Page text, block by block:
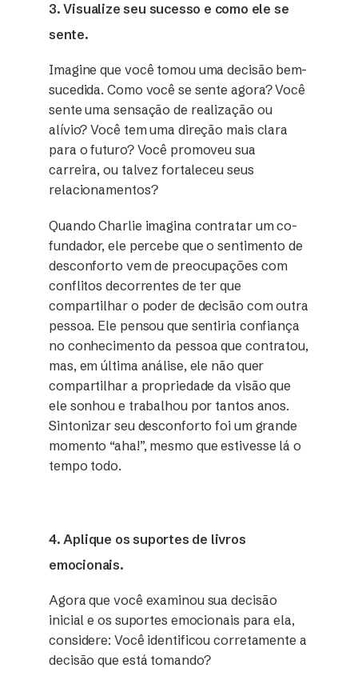
3. Visualize seu sucesso e como ele se
sente.
Imagine que você tomou uma decisão bem-
sucedida. Como você se sente agora? Você
sente uma sensação de realização ou
alívio? Você tem uma direção mais clara
para o futuro? Você promoveu sua
carreira, ou talvez fortaleceu seus
relacionamentos?
Quando Charlie imagina contratar um co-
fundador, ele percebe que o sentimento de
desconforto vem de preocupações com
conflitos decorrentes de ter que
compartilhar o poder de decisão com outra
pessoa. Ele pensou que sentiria confiança
no conhecimento da pessoa que contratou,
mas, em última análise, ele não quer
compartilhar a propriedade da visão que
ele sonhou e trabalhou por tantos anos.
Sintonizar seu desconforto foi um grande
momento “aha!”, mesmo que estivesse lá o
tempo todo.
4. Aplique os suportes de livros
emocionais.
Agora que você examinou sua decisão
inicial e os suportes emocionais para ela,
considere: Você identificou corretamente a
decisão que está tomando?